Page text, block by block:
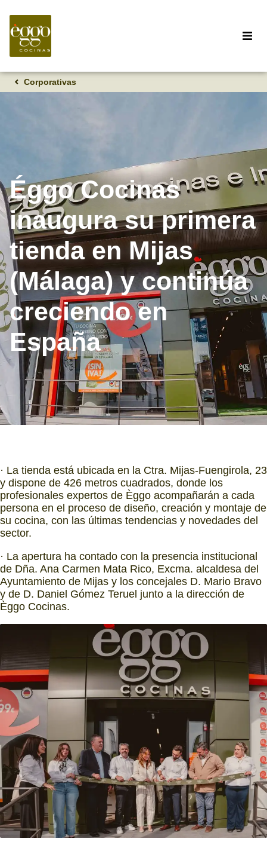
Corporativas
Éggo Cocinas
inaugura su primera
tienda en Mijas
(Málaga) y continúa
creciendo en
España
· La tienda está ubicada en la Ctra. Mijas-Fuengirola, 23
y dispone de 426 metros cuadrados, donde los
profesionales expertos de Èggo acompañarán a cada
persona en el proceso de diseño, creación y montaje de
su cocina, con las últimas tendencias y novedades del
sector.
· La apertura ha contado con la presencia institucional
de Dña. Ana Carmen Mata Rico, Excma. alcaldesa del
Ayuntamiento de Mijas y los concejales D. Mario Bravo
y de D. Daniel Gómez Teruel junto a la dirección de
Èggo Cocinas.